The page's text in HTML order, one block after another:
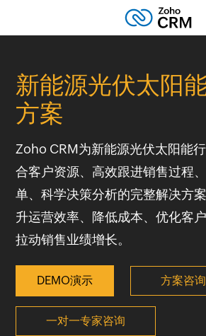
新能源光伏太阳
方案
Zoho CRM为新能源光伏太阳能
合客户资源、高效跟进销售过程
单、科学决策分析的完整解决方
升运营效率、降低成本、优化客
拉动销售业绩增长。
DEMO演示 方案咨询
一对一专家咨询